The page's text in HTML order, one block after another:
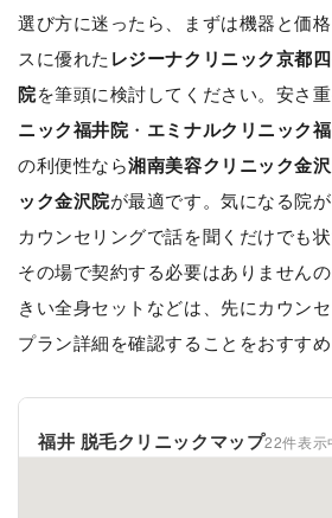
選び方に迷ったら、まずは機器と価
スに優れた レジーナクリニック京都
院を筆頭に検討してください。安さ
ニック福井院・ エミナルクリニック
の利便性なら湘南美容クリニック金
ック金沢院が最適です。気になる院
カウンセリングで話を聞くだけでも
その場で契約する必要はありません
きい全身セットなどは、先にカウン
プラン詳細を確認することをおすすめ
福井 脱毛クリニックマップ22件表示